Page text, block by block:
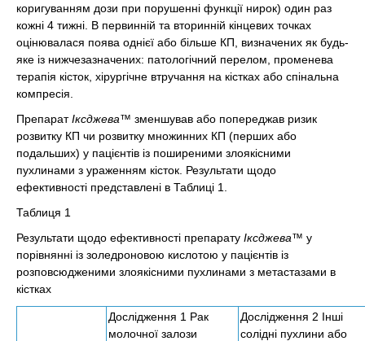
коригуванням дози при порушенні функції нирок) один раз
кожні 4 тижні. В первинній та вторинній кінцевих точках
оцінювалася поява однієї або більше КП, визначених як будь-
яке із нижчезазначених: патологічний перелом, променева
терапія кісток, хірургічне втручання на кістках або спінальна
компресія.
ПрепаратІксджева™ зменшував або попереджав ризик
розвитку КП чи розвитку множинних КП (перших або
подальших) у пацієнтів із поширеними злоякісними
пухлинами з ураженням кісток. Результати щодо
ефективності представлені в Таблиці 1.
Таблиця 1
Результати щодо ефективності препарату Іксджева™ у
порівнянні із золедроновою кислотою у пацієнтів із
розповсюдженими злоякісними пухлинами з метастазами в
кістках
Дослідження 1 Рак
молочної залози
Дослідження 2 Інші
солідні пухлини або